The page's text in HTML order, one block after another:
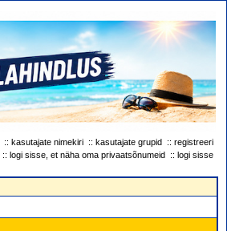
:: kasutajate nimekiri :: kasutajate grupid :: registreeri
:: logi sisse, et näha oma privaatsõnumeid :: logi sisse